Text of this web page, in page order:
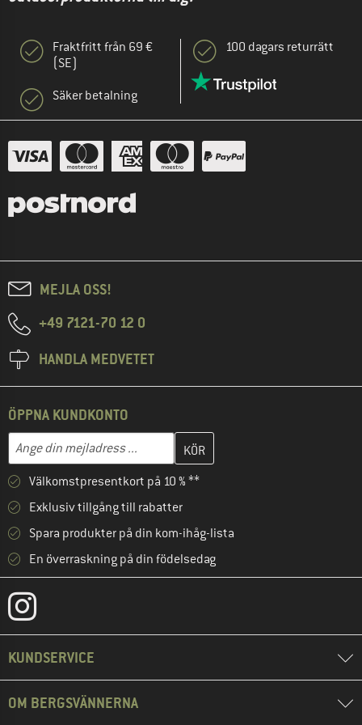
Fraktfritt från 69 €
(SE)
Säker betalning
100 dagars returrätt
MEJLA OSS!
+49 7121-70 12 0
HANDLA MEDVETET
ÖPPNA KUNDKONTO
Mejladress
Skriv in din e-postadress här och skapa ditt kundkonto i nästa
Välkomstpresentkort på 10 % **
Exklusiv tillgång till rabatter
Spara produkter på din kom-ihåg-lista
En överraskning på din födelsedag
KUNDSERVICE
OM BERGSVÄNNERNA